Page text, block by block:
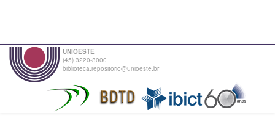
UNIOESTE
(45) 3220-3000
biblioteca.repositorio@unioeste.br